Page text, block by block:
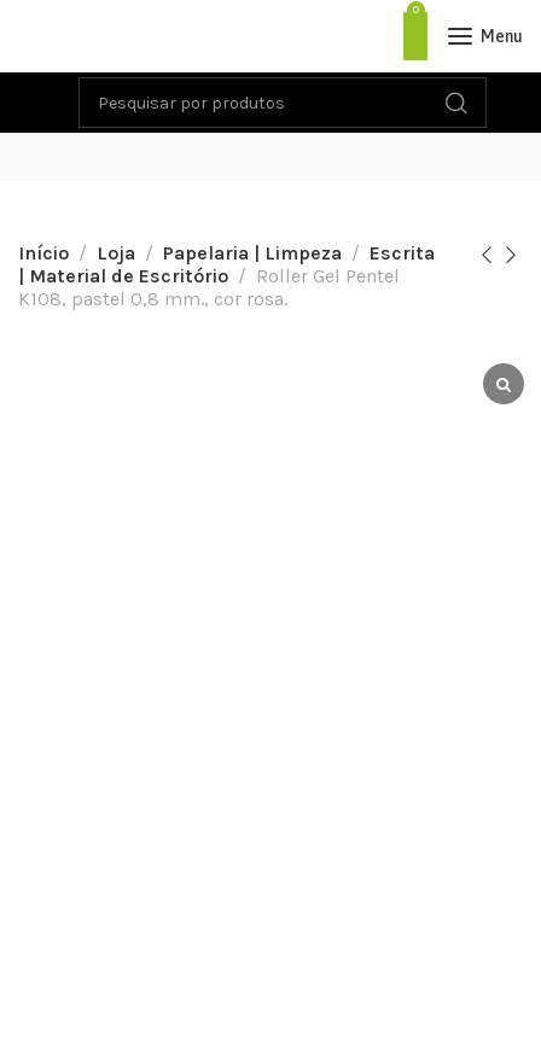
0
Menu
Início Loja Papelaria | Limpeza
Escrita
| Material de Escritório
Roller Gel Pentel
K108, pastel 0,8 mm., cor rosa.